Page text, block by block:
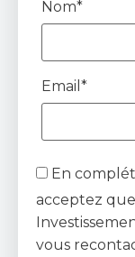
Nom*
Email*
En
acceptez
vous